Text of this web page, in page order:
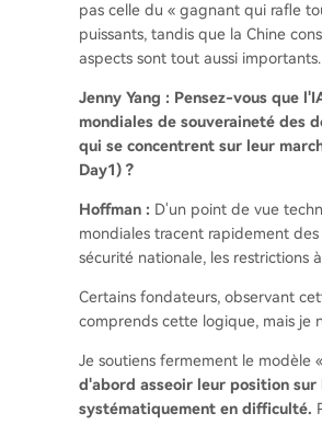
pas celle du « gagnant qui rafle
puissants, tandis que la Chine
aspects sont tout aussi importants.
Jenny Yang : Pensez-vous que
mondiales de souveraineté des
qui se concentrent sur leur
Day1) ?
Hoffman : D'un point de vue
mondiales tracent rapidement
sécurité nationale, les restrictions
Certains fondateurs, observant
comprends cette logique, mais je
Je soutiens fermement le modèle
d'abord asseoir leur position
systématiquement en difficulté.